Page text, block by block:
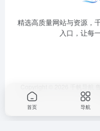
精选高质量网站与资源，
入口，让每
首页 导航